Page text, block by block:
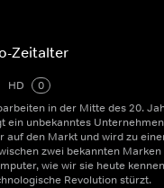
Zeitalter
HD
0
in der Mitte des 20.
ein unbekanntes
auf den Markt und wird zu
zwei bekannten
wie wir sie heute
Revolution stürzt.